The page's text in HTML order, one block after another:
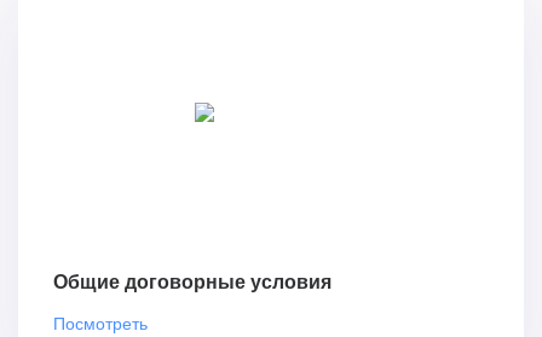
Общие договорные условия
Посмотреть